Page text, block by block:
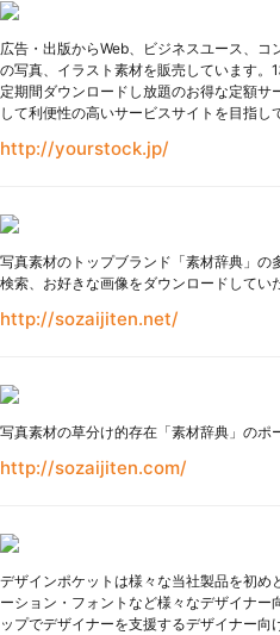
広告・出版からWeb、ビジネスユース、
の写真、イラスト素材を販売しています。
定期間ダウンロードし放題のお得な定額サ
して利便性の高いサービスサイトを目指し
http://yourstock.jp/
写真素材のトップブランド「素材辞典」の
検索、お好きな画像をダウンロードしてい
http://sozaijiten.net/
写真素材の草分け的存在「素材辞典」のポ
http://sozaijiten.com/
デザインポケットは様々な当社製品を初め
ーション・フォントなど様々なデザイナー
ップでデザイナーを支援するデザイナー